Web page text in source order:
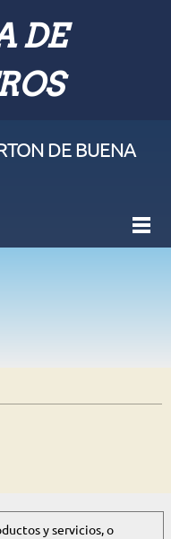
DE
DE BUENA
y servicios, o